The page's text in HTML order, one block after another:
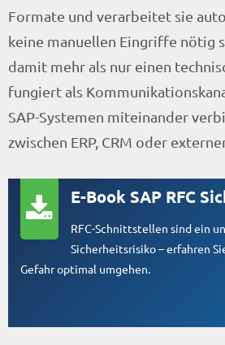
Formate und verarbeitet sie
keine manuellen Eingriffe nötig
damit mehr als nur einen
fungiert als
SAP-Systemen miteinander
zwischen ERP, CRM oder
E-Book SAP RFC
RFC-Schnittstellen sind ein
Sicherheitsrisiko – erfahren
Gefahr optimal umgehen.